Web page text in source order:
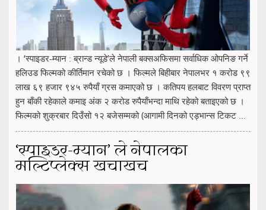
। ‘स्पाइडर-म्यान : ब्रान्ड न्यूडे’ले नेपाली बक्सअफिसमा सर्वाधिक ओपनिङ गर्ने
हलिउड फिल्मको कीर्तिमान रचेको छ । फिल्मले बिहीबार नेपालभर १ करोड ९९
लाख ६९ हजार ९४५ रुपैयाँ ग्रस कमाएको छ । कतिपय हलबाट विवरण प्राप्त
हुन बाँकी रहेकाले कमाइ अंक २ करोड रुपैयाँभन्दा माथि रहेको बताइएको छ ।
फिल्मको शुक्रबार दिउँसो १२ बजेसम्मको (आगामी दिनको एड्भान्स टिकट ...
‘स्पाइडर-म्यान’ ले नेपालका
मल्टिप्लेक्स खचाखच